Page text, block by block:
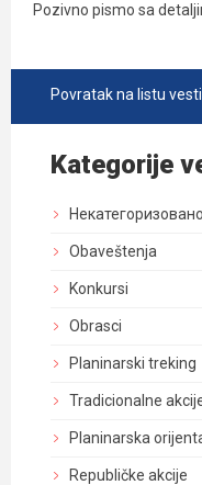
Pozivno pismo sa
Povratak na listu vesti
Kategorije
Некатегоризовано
Obaveštenja
Konkursi
Obrasci
Planinarski treking
Tradicionalne
Planinarska
Republičke akcije